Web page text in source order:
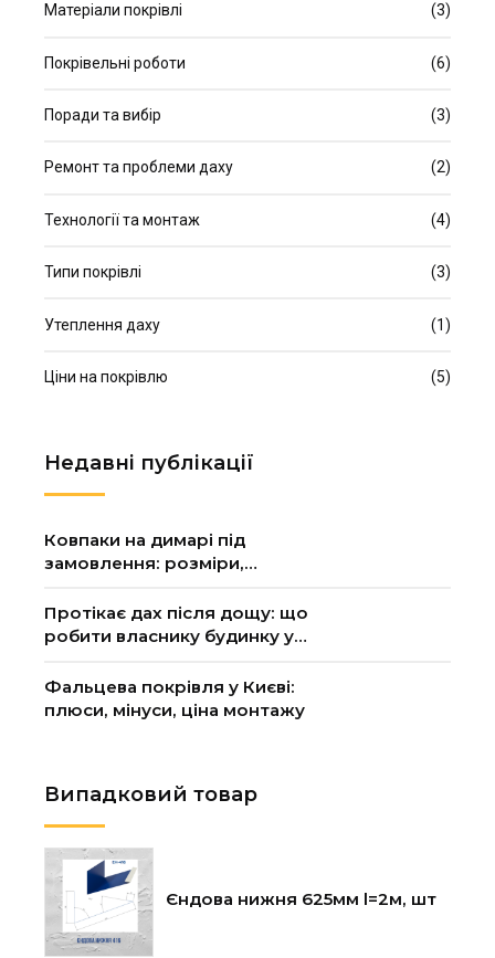
Матеріали покрівлі (3)
Покрівельні роботи (6)
Поради та вибір (3)
Ремонт та проблеми даху (2)
Технології та монтаж (4)
Типи покрівлі (3)
Утеплення даху (1)
Ціни на покрівлю (5)
Недавні публікації
Ковпаки на димарі під
замовлення: розміри,
Протікає дах після дощу: що
робити власнику будинку у
Фальцева покрівля у Києві:
плюси, мінуси, ціна монтажу
Випадковий товар
Єндова нижня 625мм l=2м, шт